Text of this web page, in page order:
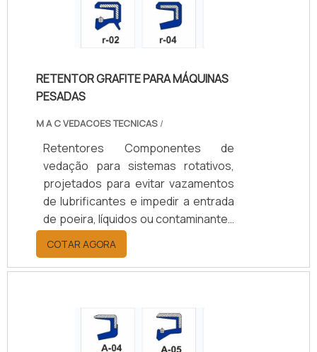
Aplicados em setores automotivo,
agrícola, naval, ferroviário e
industrial, aumentam a durabilidade
de manutenção e garantem
eficiência operacional.
RETENTOR GRAFITE PARA MÁQUINAS
PESADAS
M A C VEDACOES TECNICAS /
Retentores Componentes de
vedação para sistemas rotativos,
projetados para evitar vazamentos
de lubrificantes e impedir a entrada
de poeira, líquidos ou contaminantes
em eixos e rolamentos. Disponíveis
em borracha nitrílica (NBR), Viton
(FKM), silicone, PTFE ou grafite,
+200°C, conforme o material.
Oferecem opções de vedação
simples ou dupla, com ou sem mola,
COTAR AGORA